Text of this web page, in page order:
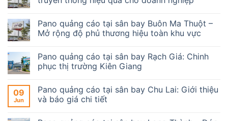
Pano quảng cáo tại sân bay Buôn Ma Thuột –
Mở rộng độ phủ thương hiệu toàn khu vực
Pano quảng cáo tại sân bay Rạch Giá: Chinh
phục thị trường Kiên Giang
09
Jun
Pano quảng cáo tại sân bay Chu Lai: Giới thiệu
và báo giá chi tiết